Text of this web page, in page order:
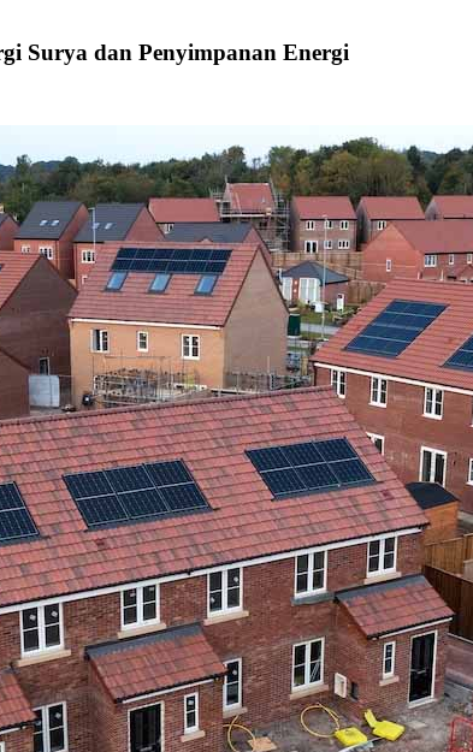
Surya dan Penyimpanan Energi